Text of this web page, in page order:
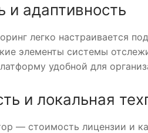
и адаптивность
легко настраивается
элементы системы
удобной для
и локальная
— стоимость лицензии и